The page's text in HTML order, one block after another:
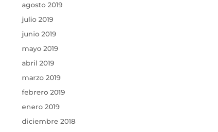
agosto 2019
julio 2019
junio 2019
mayo 2019
abril 2019
marzo 2019
febrero 2019
enero 2019
diciembre 2018